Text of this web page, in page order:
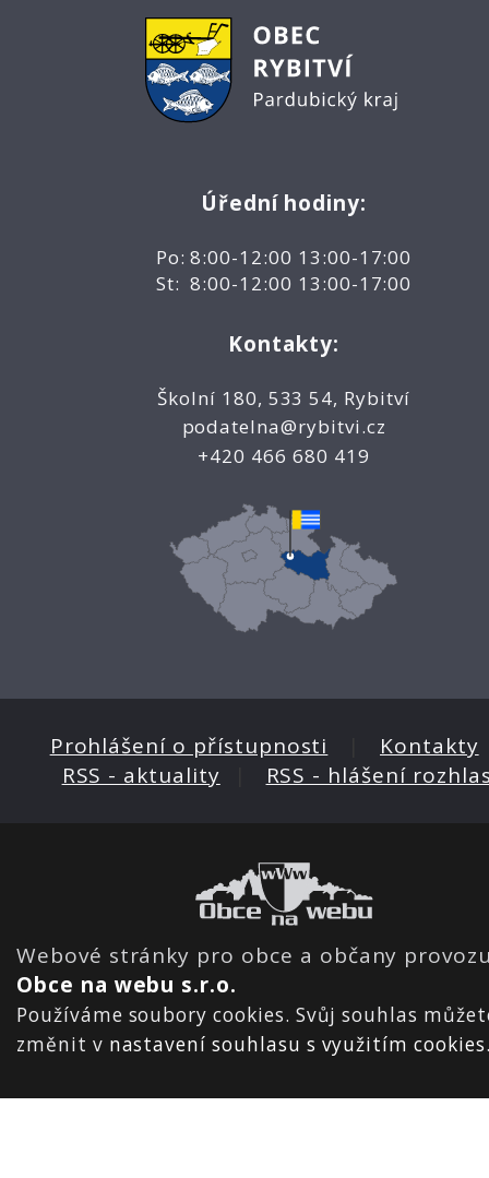
Úřední hodiny:
Po: 8:00-12:00 13:00-17:00
St: 8:00-12:00 13:00-17:00
Kontakty:
Školní 180, 533 54, Rybitví
podatelna@rybitvi.cz
+420 466 680 419
Prohlášení o přístupnosti Kontakty
RSS - aktuality
RSS - hlášení
Webové stránky pro obce a občany
Obce na webu s.r.o.
Používáme soubory cookies. Svůj souhlas
změnit v nastavení souhlasu s využitím cookies